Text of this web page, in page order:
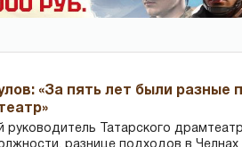
«За пять лет были разные
руководитель Татарского